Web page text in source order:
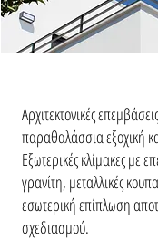
Αρχιτεκτονικές
παραθαλάσσια εξοχική
Εξωτερικές κλίμακες με
γρανίτη, μεταλλικές
εσωτερική επίπλωση
σχεδιασμού.